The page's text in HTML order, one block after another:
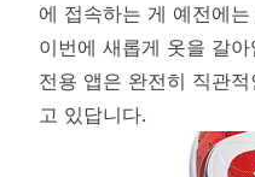
에 접속하는 게 예전에
이번에 새롭게 옷을 갈
전용 앱은 완전히 직관
고 있답니다.